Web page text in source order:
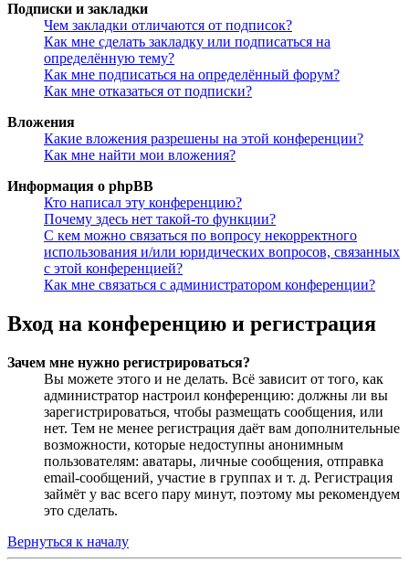
Подписки и закладки
Чем закладки отличаются от подписок?
Как мне сделать закладку или подписаться на
определённую тему?
Как мне подписаться на определённый форум?
Как мне отказаться от подписки?
Вложения
Какие вложения разрешены на этой конференции?
Как мне найти мои вложения?
Информация о phpBB
Кто написал эту конференцию?
Почему здесь нет такой-то функции?
С кем можно связаться по вопросу некорректного
использования и/или юридических вопросов, связанных
с этой конференцией?
Как мне связаться с администратором конференции?
Вход на конференцию и регистрация
Зачем мне нужно регистрироваться?
Вы можете этого и не делать. Всё зависит от того, как
администратор настроил конференцию: должны ли вы
зарегистрироваться, чтобы размещать сообщения, или
нет. Тем не менее регистрация даёт вам дополнительные
возможности, которые недоступны анонимным
пользователям: аватары, личные сообщения, отправка
email-сообщений, участие в группах и т. д. Регистрация
займёт у вас всего пару минут, поэтому мы рекомендуем
это сделать.
Вернуться к началу